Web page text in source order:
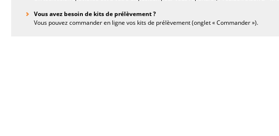
Vous avez besoin de kits de prélèvement ?
Vous pouvez commander en ligne vos kits de prélèvement (onglet « Commander »).